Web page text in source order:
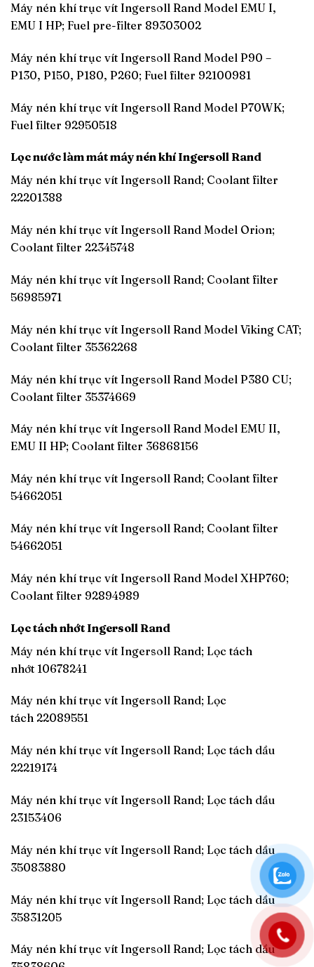
Máy nén khí trục vít Ingersoll Rand Model EMU I,
EMU I HP; Fuel pre-filter 89303002
Máy nén khí trục vít Ingersoll Rand Model P90 –
P130, P150, P180, P260; Fuel filter 92100981
Máy nén khí trục vít Ingersoll Rand Model P70WK;
Fuel filter 92950518
Lọc nước làm mát máy nén khí Ingersoll Rand
Máy nén khí trục vít Ingersoll Rand; Coolant filter
22201388
Máy nén khí trục vít Ingersoll Rand Model Orion;
Coolant filter 22345748
Máy nén khí trục vít Ingersoll Rand; Coolant filter
56985971
Máy nén khí trục vít Ingersoll Rand Model Viking CAT;
Coolant filter 35362268
Máy nén khí trục vít Ingersoll Rand Model P380 CU;
Coolant filter 35374669
Máy nén khí trục vít Ingersoll Rand Model EMU II,
EMU II HP; Coolant filter 36868156
Máy nén khí trục vít Ingersoll Rand; Coolant filter
54662051
Máy nén khí trục vít Ingersoll Rand; Coolant filter
54662051
Máy nén khí trục vít Ingersoll Rand Model XHP760;
Coolant filter 92894989
Lọc tách nhớt Ingersoll Rand
Máy nén khí trục vít Ingersoll Rand; Lọc tách
nhớt 10678241
Máy nén khí trục vít Ingersoll Rand; Lọc
tách 22089551
Máy nén khí trục vít Ingersoll Rand; Lọc tách dầu
22219174
Máy nén khí trục vít Ingersoll Rand; Lọc tách dầu
23153406
Máy nén khí trục vít Ingersoll Rand; Lọc tách dầu
35083880
Máy nén khí trục vít Ingersoll Rand; Lọc tách dầu
35831205
Máy nén khí trục vít Ingersoll Rand; Lọc tách dầu